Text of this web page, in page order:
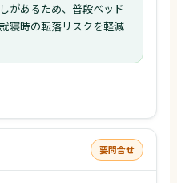
があるため、普段ベッド
寝時の転落リスクを軽減
要問合せ